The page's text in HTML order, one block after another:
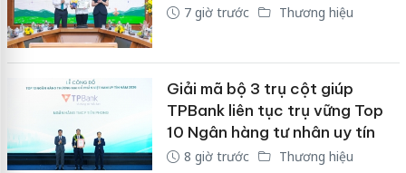
7 giờ trước Thương hiệu
Giải mã bộ 3 trụ cột giúp
TPBank liên tục trụ vững Top
10 Ngân hàng tư nhân uy tín
8 giờ trước Thương hiệu